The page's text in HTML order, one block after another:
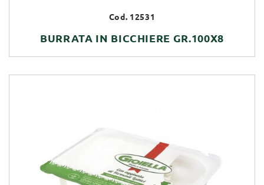
Cod. 12531
BURRATA IN BICCHIERE GR.100X8